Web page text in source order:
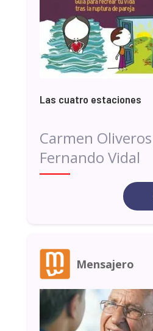
Las cuatro estaciones
Carmen
Fernando Vidal
Mensajero